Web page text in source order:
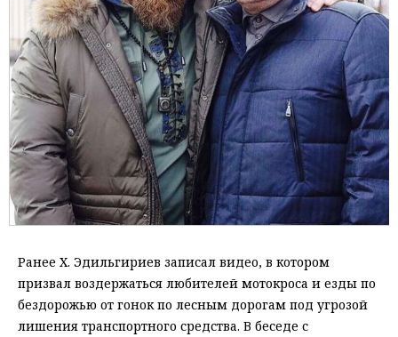
Ранее Х. Эдильгириев записал видео, в котором
призвал воздержаться любителей мотокроса и езды по
бездорожью от гонок по лесным дорогам под угрозой
лишения транспортного средства. В беседе с